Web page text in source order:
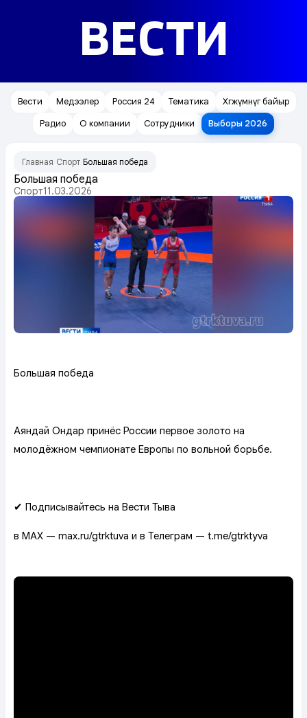
ВЕСТИ
Вести Медээлер Россия 24 Тематика
Хөгжүмнүг байыр
Радио
О компании Сотрудники Выборы 2026
Главная Спорт Большая победа
Большая победа
Спорт11.03.2026
Большая победа
Аяндай Ондар принёс России первое золото на
молодёжном чемпионате Европы по вольной борьбе.
✔ Подписывайтесь на Вести Тыва
в MAX — max.ru/gtrktuva и в Телеграм — t.me/gtrktyva